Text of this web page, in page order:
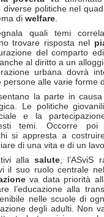
diverse politiche nel
di welfare.
quali temi
trovare risposta nel
del comparto
al diritto a un
urbana dovrà
persone alle varie forme
la parte in
Le politiche
e la
temi. Occorre
si appresta a
di una vita e di un
alla salute, l’ASviS
il suo ruolo centrale
va data priorità
l’educazione alla
nelle scuole di
degli adulti. Non